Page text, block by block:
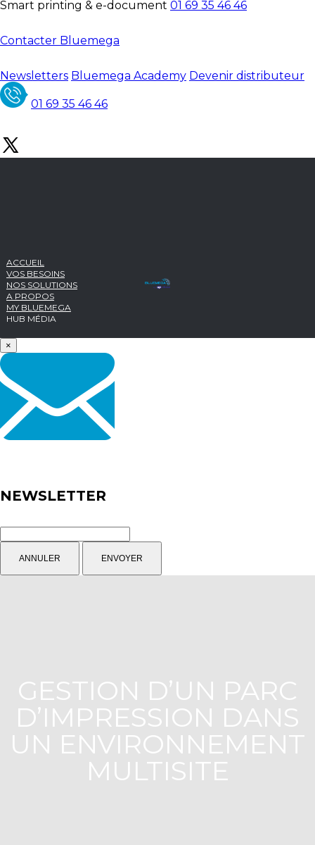
Smart printing & e-document 01 69 35 46 46
Contacter Bluemega
Newsletters Bluemega Academy Devenir distributeur
01 69 35 46 46
ACCUEIL
VOS BESOINS
NOS SOLUTIONS
A PROPOS
MY BLUEMEGA
HUB MÉDIA
×
NEWSLETTER
GESTION D’UN PARC
D’IMPRESSION DANS
UN ENVIRONNEMENT
MULTISITE